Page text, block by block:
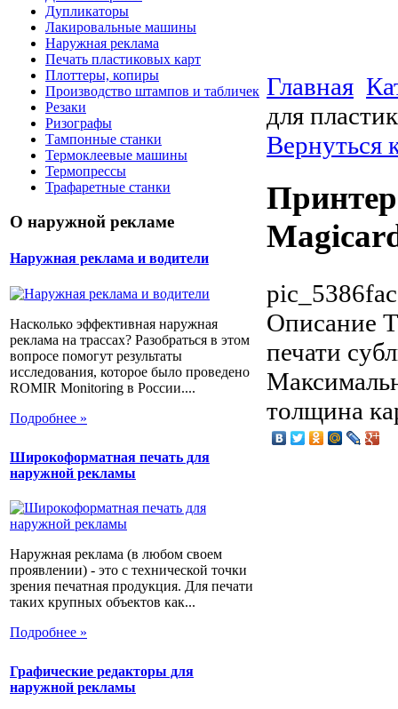
Дупликаторы
Лакировальные машины
Наружная реклама
Печать пластиковых карт
Плоттеры, копиры
Производство штампов и табличек
Резаки
Ризографы
Тампонные станки
Термоклеевые машины
Термопрессы
Трафаретные станки
О наружной рекламе
Наружная реклама и водители
Насколько эффективная наружная
реклама на трассах? Разобраться в этом
вопросе помогут результаты
исследования, которое было проведено
ROMIR Monitoring в России....
Подробнее »
Широкоформатная печать для
наружной рекламы
Наружная реклама (в любом своем
проявлении) - это с технической точки
зрения печатная продукция. Для печати
таких крупных объектов как...
Подробнее »
Графические редакторы для
наружной рекламы
Главная
для
Вернуться
Описание
печати
толщина